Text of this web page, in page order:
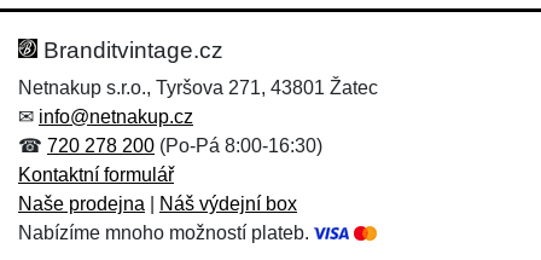
Hodnocení:
Jméno: *
Jméno:
E-mail:*
Branditvintage.cz
Netnakup s.r.o., Tyršova 271, 43801 Žatec
✉ info@netnakup.cz
☎ 720 278 200 (Po-Pá 8:00-16:30)
Kontaktní formulář
Naše prodejna
Náš výdejní box
Nabízíme mnoho možností plateb.